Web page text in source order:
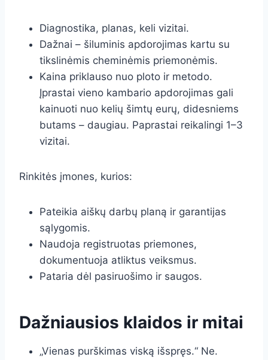
Diagnostika, planas, keli vizitai.
Dažnai – šiluminis apdorojimas kartu su
tikslinėmis cheminėmis priemonėmis.
Kaina priklauso nuo ploto ir metodo.
Įprastai vieno kambario apdorojimas gali
kainuoti nuo kelių šimtų eurų, didesniems
butams – daugiau. Paprastai reikalingi 1–3
vizitai.
Rinkitės įmones, kurios:
Pateikia aiškų darbų planą ir garantijas
sąlygomis.
Naudoja registruotas priemones,
dokumentuoja atliktus veiksmus.
Pataria dėl pasiruošimo ir saugos.
Dažniausios klaidos ir mitai
„Vienas purškimas viską išspręs.“ Ne.